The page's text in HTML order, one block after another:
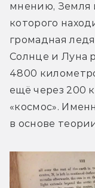
мнению, Земля
которого
громадная
Солнце и Луна
4800
ещё через 200
«космос».
в основе